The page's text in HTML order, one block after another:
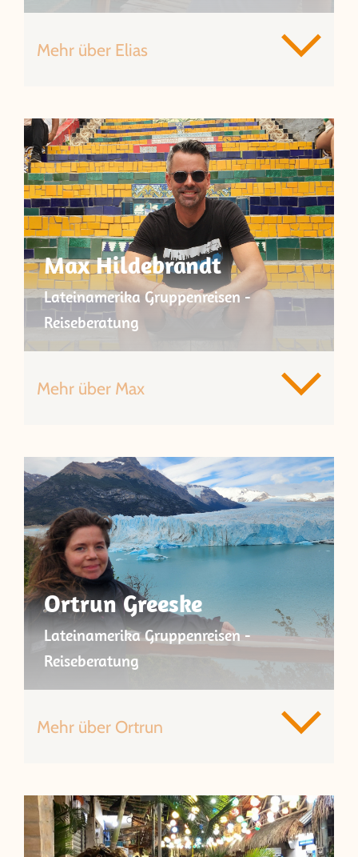
Mehr über Elias
Max Hildebrandt
Lateinamerika Gruppenreisen -
Reiseberatung
Mehr über Max
Ortrun Greeske
Lateinamerika Gruppenreisen -
Reiseberatung
Mehr über Ortrun